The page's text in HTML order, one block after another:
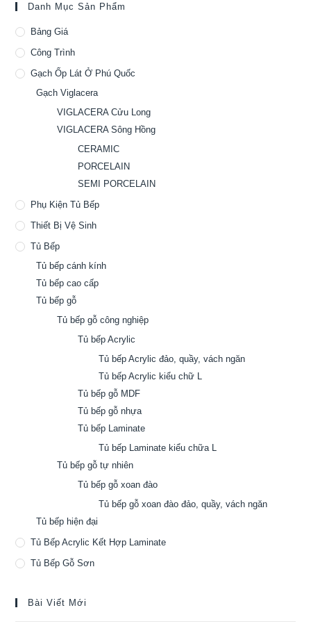
Danh Mục Sản Phẩm
Bảng Giá
Công Trình
Gạch Ốp Lát Ở Phú Quốc
Gạch Viglacera
VIGLACERA Cửu Long
VIGLACERA Sông Hồng
CERAMIC
PORCELAIN
SEMI PORCELAIN
Phụ Kiện Tủ Bếp
Thiết Bị Vệ Sinh
Tủ Bếp
Tủ bếp cánh kính
Tủ bếp cao cấp
Tủ bếp gỗ
Tủ bếp gỗ công nghiệp
Tủ bếp Acrylic
Tủ bếp Acrylic đảo, quầy, vách ngăn
Tủ bếp Acrylic kiểu chữ L
Tủ bếp gỗ MDF
Tủ bếp gỗ nhựa
Tủ bếp Laminate
Tủ bếp Laminate kiểu chữa L
Tủ bếp gỗ tự nhiên
Tủ bếp gỗ xoan đào
Tủ bếp gỗ xoan đào đảo, quầy, vách ngăn
Tủ bếp hiện đại
Tủ Bếp Acrylic Kết Hợp Laminate
Tủ Bếp Gỗ Sơn
Bài Viết Mới